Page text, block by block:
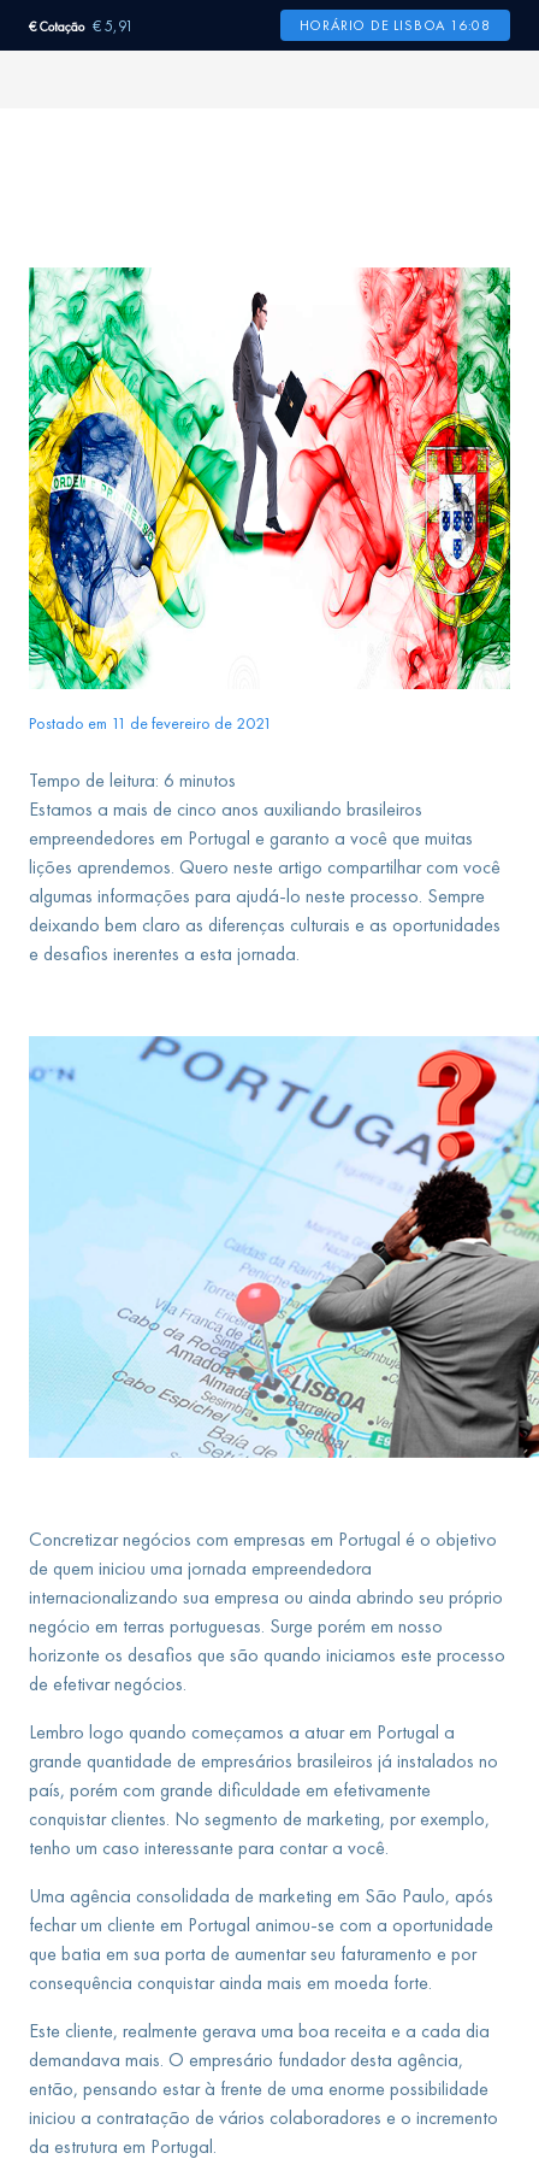
€ Cotação € 5,91 HORÁRIO DE LISBOA 16:08
Postado em 11 de fevereiro de 2021
Tempo de leitura: 6 minutos
Estamos a mais de cinco anos auxiliando brasileiros
empreendedores em Portugal e garanto a você que muitas
lições aprendemos. Quero neste artigo compartilhar com você
algumas informações para ajudá-lo neste processo. Sempre
deixando bem claro as diferenças culturais e as oportunidades
e desafios inerentes a esta jornada.
Concretizar negócios com empresas em Portugal é o objetivo
de quem iniciou uma jornada empreendedora
internacionalizando sua empresa ou ainda abrindo seu próprio
negócio em terras portuguesas. Surge porém em nosso
horizonte os desafios que são quando iniciamos este processo
de efetivar negócios.
Lembro logo quando começamos a atuar em Portugal a
grande quantidade de empresários brasileiros já instalados no
país, porém com grande dificuldade em efetivamente
conquistar clientes. No segmento de marketing, por exemplo,
tenho um caso interessante para contar a você.
Uma agência consolidada de marketing em São Paulo, após
fechar um cliente em Portugal animou-se com a oportunidade
que batia em sua porta de aumentar seu faturamento e por
consequência conquistar ainda mais em moeda forte.
Este cliente, realmente gerava uma boa receita e a cada dia
demandava mais. O empresário fundador desta agência,
então, pensando estar à frente de uma enorme possibilidade
iniciou a contratação de vários colaboradores e o incremento
da estrutura em Portugal.